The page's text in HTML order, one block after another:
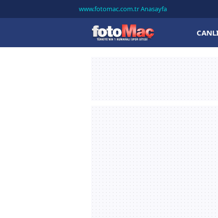
www.fotomac.com.tr Anasayfa